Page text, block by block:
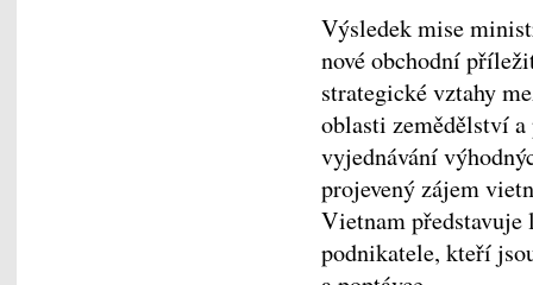
Výsledek mise
nové obchodní
strategické vztahy
oblasti zemědělství
vyjednávání
projevený zájem
Vietnam představuje
podnikatele, kteří